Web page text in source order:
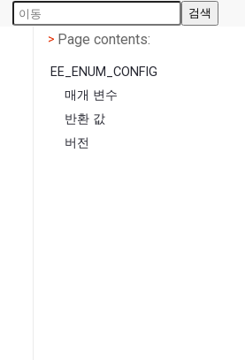
검색
< Page contents
> Page contents:
EE_ENUM_CONFIG
매개 변수
반환 값
버전